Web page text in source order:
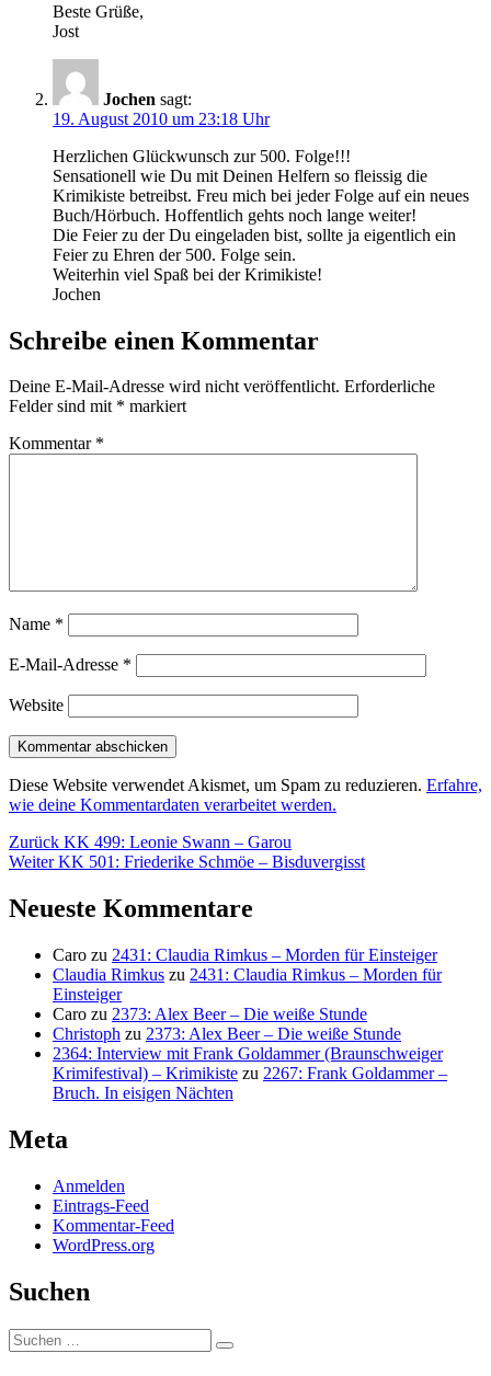
Beste Grüße,
Jost
Jochen sagt:
19. August 2010 um 23:18 Uhr
Herzlichen Glückwunsch zur 500. Folge!!!
Sensationell wie Du mit Deinen Helfern so fleissig die
Krimikiste betreibst. Freu mich bei jeder Folge auf ein neues
Buch/Hörbuch. Hoffentlich gehts noch lange weiter!
Die Feier zu der Du eingeladen bist, sollte ja eigentlich ein
Feier zu Ehren der 500. Folge sein.
Weiterhin viel Spaß bei der Krimikiste!
Jochen
Schreibe einen Kommentar
Deine E-Mail-Adresse wird nicht veröffentlicht. Erforderliche
Felder sind mit * markiert
Kommentar *
Name *
E-Mail-Adresse *
Website
Diese Website verwendet Akismet, um Spam zu reduzieren. Erfahre,
wie deine Kommentardaten verarbeitet werden.
Beitragsnavigation
Zurück Vorheriger
Beitrag:
KK 499: Leonie Swann – Garou
Weiter Nächster
KK 501: Friederike Schmöe – Bisduvergisst
Neueste Kommentare
Caro zu 2431: Claudia Rimkus – Morden für Einsteiger
Claudia Rimkus zu 2431: Claudia Rimkus – Morden für
Einsteiger
Caro zu 2373: Alex Beer – Die weiße Stunde
Christoph zu 2373: Alex Beer – Die weiße Stunde
2364: Interview mit Frank Goldammer (Braunschweiger
Krimifestival) – Krimikiste zu 2267: Frank Goldammer –
Bruch. In eisigen Nächten
Meta
Anmelden
Eintrags-Feed
Kommentar-Feed
WordPress.org
Suchen
Suchen
nach:
Suchen